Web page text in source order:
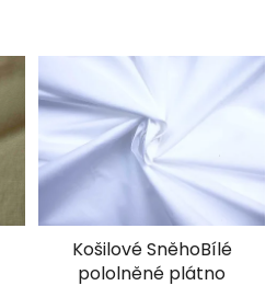
Košilové SněhoBílé
pololněné plátno